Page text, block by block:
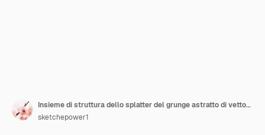
Insieme di struttura dello splatter del grunge astratto di vettore di undici
sketchepower1